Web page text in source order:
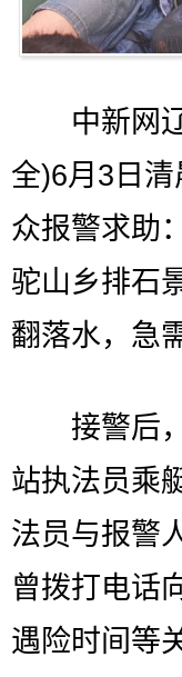
中新网辽
全)6月3日
众报警求助
驼山乡排石
翻落水，急
接警后，
站执法员乘
法员与报警
曾拨打电话
遇险时间等